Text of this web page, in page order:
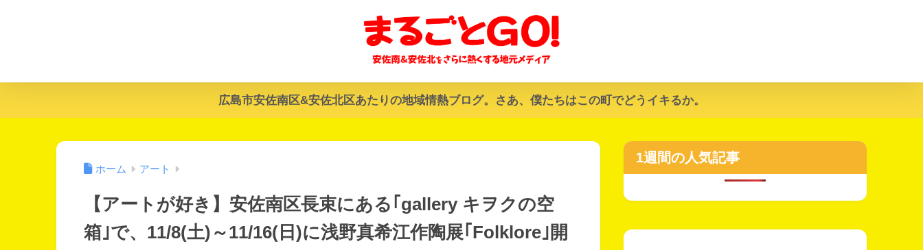
広島市安佐南区&安佐北区あたりの地域情熱ブログ。さあ、僕たちはこの町でどうイキるか。
ホーム アート
【アートが好き】安佐南区長束にある｢gallery キヲクの空
箱｣で、11/8(土)～11/16(日)に浅野真希江作陶展｢Folklore｣開
1週間の人気記事